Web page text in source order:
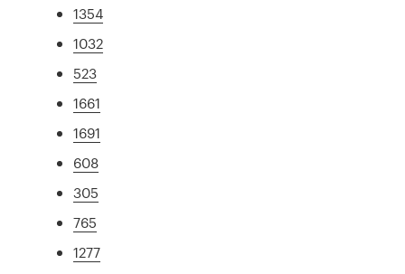
1354
1032
523
1661
1691
608
305
765
1277